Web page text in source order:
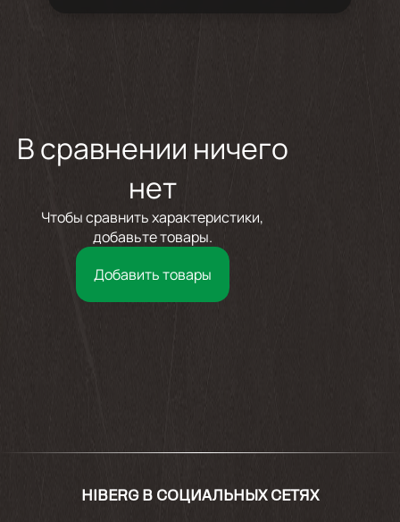
В сравнении ничего
нет
Чтобы сравнить характеристики,
добавьте товары.
Добавить товары
HIBERG В СОЦИАЛЬНЫХ СЕТЯХ